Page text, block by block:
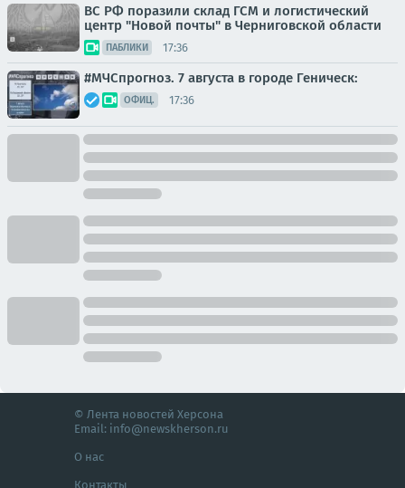
ВС РФ поразили склад ГСМ и логистический
центр "Новой почты" в Черниговской области
ПАБЛИКИ 17:36
#МЧСпрогноз. 7 августа в городе Геническ:
ОФИЦ. 17:36
© Лента новостей Херсона
Email: info@newskherson.ru
О нас
Контакты